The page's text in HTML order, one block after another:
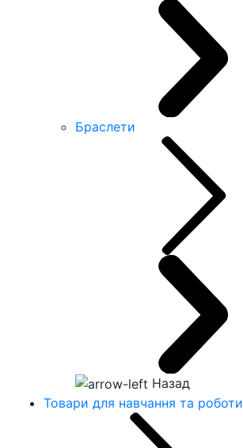
Браслети
Назад
Товари для навчання та роботи